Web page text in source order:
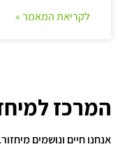
לקריאת המאמר »
המרכז
אנחנו חיים ונושמים